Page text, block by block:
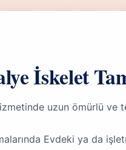
İskelet
uzun ömürlü ve
Evdeki ya da